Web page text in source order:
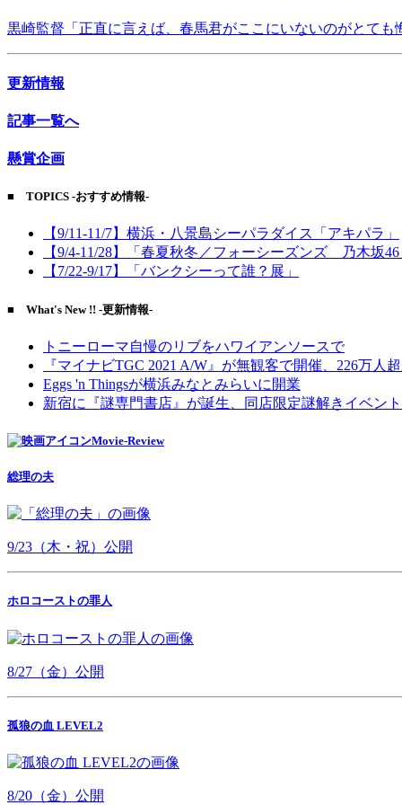
黒崎監督「正直に言えば、春馬君がここにいないのがとても
更新情報
記事一覧へ
懸賞企画
■ TOPICS -おすすめ情報-
【9/11-11/7】横浜・八景島シーパラダイス「アキパラ」
【9/4-11/28】「春夏秋冬／フォーシーズンズ 乃木坂46
【7/22-9/17】「バンクシーって誰？展」
■ What's New !! -更新情報-
トニーローマ自慢のリブをハワイアンソースで
『マイナビTGC 2021 A/W』が無観客で開催、226万人
Eggs 'n Thingsが横浜みなとみらいに開業
新宿に『謎専門書店』が誕生、同店限定謎解きイベン
Movie-Review
総理の夫
9/23（木・祝）公開
ホロコーストの罪人
8/27（金）公開
孤狼の血 LEVEL2
8/20（金）公開